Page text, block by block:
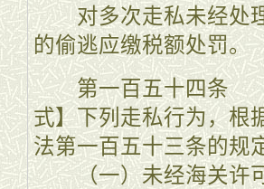
对多次走私未经处理
的偷逃应缴税额处罚。
第一百五十四条 【
式】下列走私行为，根
法第一百五十三条的规
（一）未经海关许可